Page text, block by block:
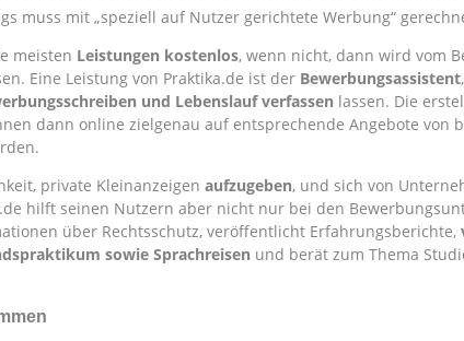
muss mit „speziell auf Nutzer gerichtete Werbung“
meisten Leistungen kostenlos, wenn nicht, dann wird vom
Eine Leistung von Praktika.de ist der Bewerbungsassistent
und Lebenslauf verfassen lassen. Die
dann online zielgenau auf entsprechende Angebote von
private Kleinanzeigen aufzugeben, und sich von
hilft seinen Nutzern aber nicht nur bei den
über Rechtsschutz, veröffentlicht Erfahrungsberichte,
sowie Sprachreisen und berät zum Thema